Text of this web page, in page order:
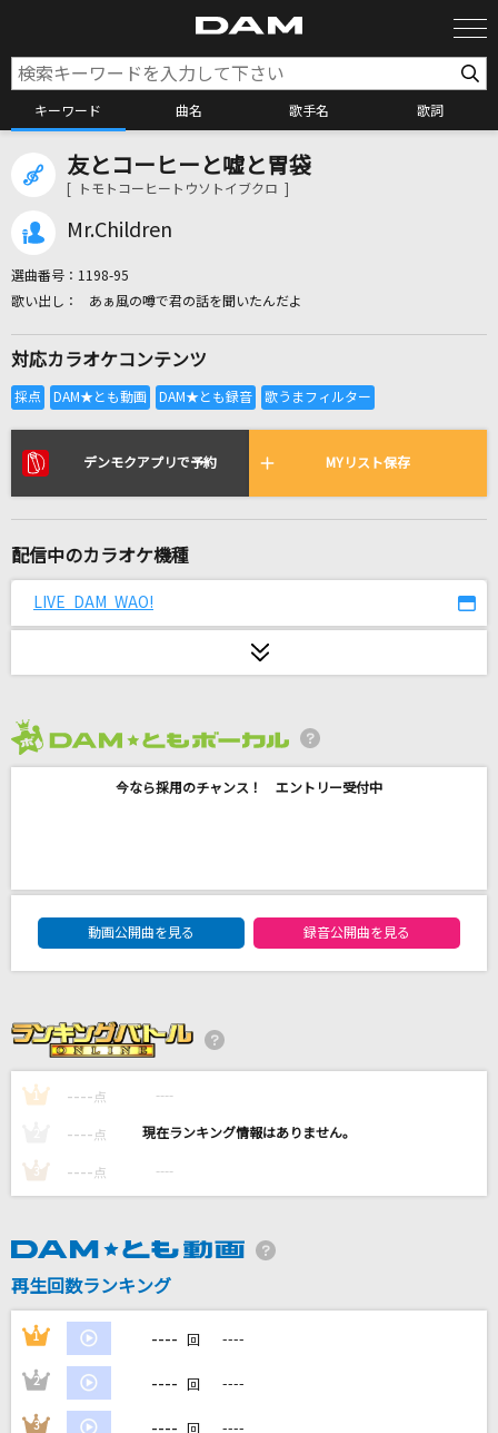
キーワード 曲名 歌手名 歌詞
カラオケ検索
全国りれき
リアルタイムで歌われている曲の一覧
[生音]アイデア(ビデオクリップバージョン)
[生音]DAY×DAY
FLOW
[生音]SAKURA
いきものがかり
ライラック
カンザキイオリ
友とコーヒーと嘘と胃袋
[ トモトコーヒートウソトイブクロ ]
Mr.Children
選曲番号： 1198-95
あぁ風の噂で君の話を聞いたんだよ
対応カラオケコンテンツ
デンモクアプリで予約 MYリスト保存
配信中のカラオケ機種
LIVE DAM WAO!
今なら採用のチャンス！ エントリー受付中
DAM★ともボーカルエントリーランキング
動画公開曲を見る
録音公開曲を見る
1 ---- 点 ----
---- 点 ----
3 ---- 点 ----
再生回数ランキング
1 ---- 回 ----
2 ---- 回 ----
3 ---- 回 ----